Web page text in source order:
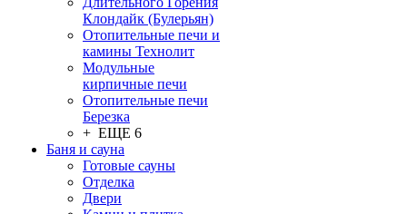
Клондайк (Булерьян)
Отопительные печи и
камины Технолит
Модульные
кирпичные печи
Отопительные печи
Березка
+ ЕЩЕ 6
Баня и сауна
Готовые сауны
Отделка
Двери